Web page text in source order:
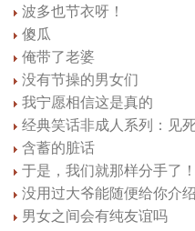
波多也节衣呀！
傻瓜
俺带了老婆
没有节操的男女们
我宁愿相信这是真的
经典笑话非成人系列：见
含蓄的脏话
于是，我们就那样分手了！
没用过大爷能随便给你介
男女之间会有纯友谊吗